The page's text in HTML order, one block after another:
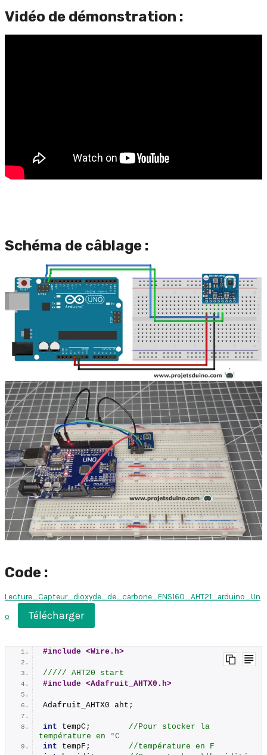
Vidéo de démonstration :
Schéma de câblage :
Code :
Lecture_Capteur_dioxyde_de_carbone_ENS160_AHT21_arduino_Un
o Télécharger
#include <Wire.h>
///// AHT20 start
#include <Adafruit_AHTX0.h>
Adafruit_AHTX0 aht;
int tempC; //Pour stocker la
température en °C
int tempF; //température en F